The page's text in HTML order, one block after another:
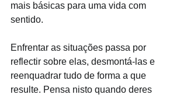
mais básicas para uma vida com
sentido.
Enfrentar as situações passa por
reflectir sobre elas, desmontá-las e
reenquadrar tudo de forma a que
resulte. Pensa nisto quando deres